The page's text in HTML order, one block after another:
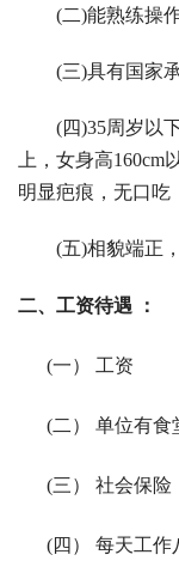
(二)能熟练操
(三)具有国家
(四)35周岁以
上，女身高
明显疤痕，无口吃
(五)相貌端正
二、工资待遇 ：
(一） 工资
(二） 单位有食
(三） 社会保险
(四） 每天工作